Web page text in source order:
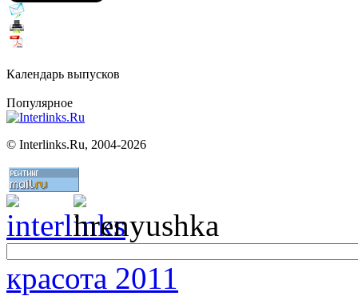
Календарь выпусков
Популярное
© Interlinks.Ru, 2004-2026
красота 2011